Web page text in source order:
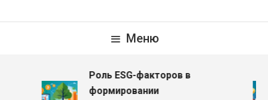
Меню
Роль ESG-факторов в
формировании